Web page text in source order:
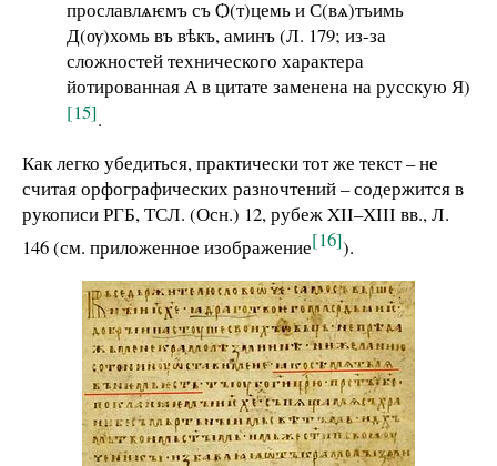
прославлѧѥмъ съ Ѻ(т)цемь и С(вѧ)тъимь
Д(ѹ)хомь въ вѣкъ, аминъ (Л. 179; из-за
сложностей технического характера
йотированная А в цитате заменена на русскую Я)
[15].
Как легко убедиться, практически тот же текст – не
считая орфографических разночтений – содержится в
рукописи РГБ, ТСЛ. (Осн.) 12, рубеж XII–XIII вв., Л.
146 (см. приложенное изображение[16]).